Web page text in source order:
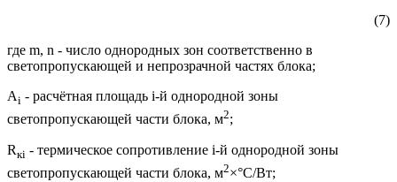
(7)
где m, n - число однородных зон соответственно в
светопропускающей и непрозрачной частях блока;
Аi - расчётная площадь i-й однородной зоны
светопропускающей части блока, м2;
Rкi - термическое сопротивление i-й однородной зоны
светопропускающей части блока, м2×°С/Вт;